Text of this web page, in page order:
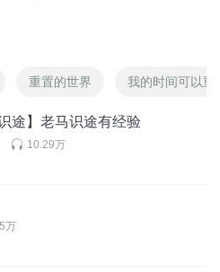
重置的世界 我的时间可以重
途】老马识途有经验
10.29万
万